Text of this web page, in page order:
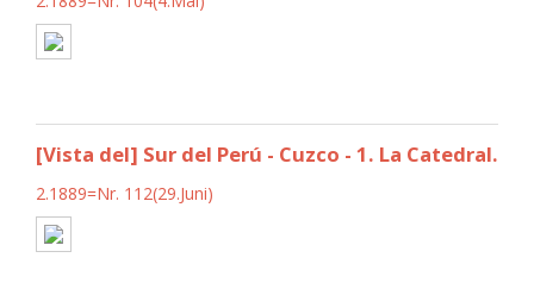
[Vista del] Sur del Perú - Cuzco - 1. La Catedral.
2.1889=Nr. 112(29.Juni)